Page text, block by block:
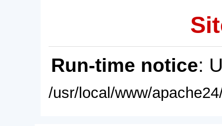
Run-time notice:
/usr/local/www/